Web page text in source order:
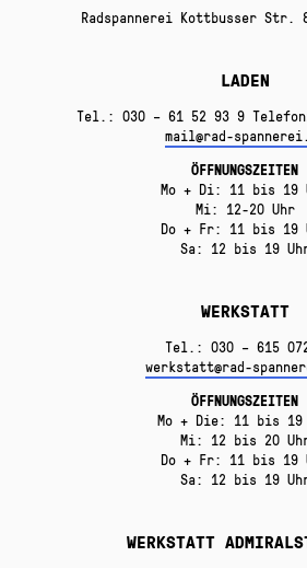
Radspannerei Kottbusser Str.
LADEN
Tel.: 030 – 61 52 93 9
mail@rad-
ÖFFNUNGSZEITEN
Mo + Di: 11 bis 19
Mi: 12-20 Uhr
Do + Fr: 11 bis 19
Sa: 12 bis 19
WERKSTATT
Tel.: 030 – 615
werkstatt@rad-
ÖFFNUNGSZEITEN
Mo + Die: 11 bis 19
Mi: 12 bis 20
Do + Fr: 11 bis 19
Sa: 12 bis 19
WERKSTATT